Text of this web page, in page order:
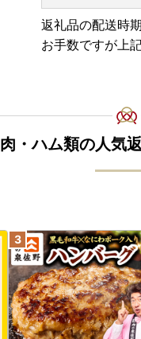
〒311-3892 茨
行方市ふるさと
（行方市企画部
返礼品の配送時
お手数ですが上
肉・ハム類の人気